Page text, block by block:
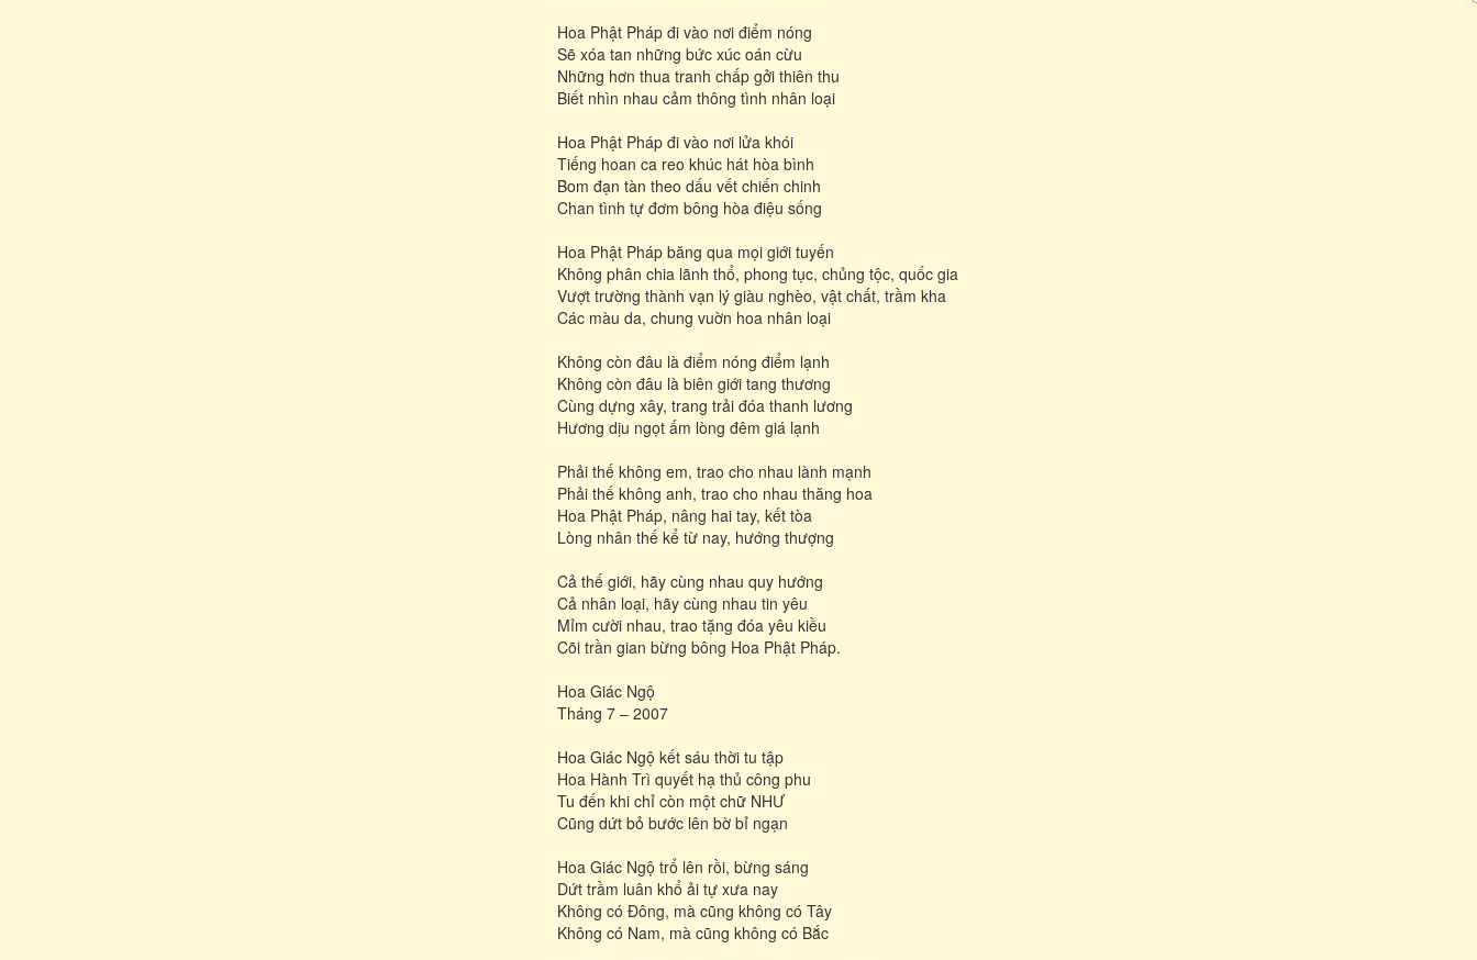
Hoa Phật Pháp đi vào nơi điểm nóng
Sẽ xóa tan những bức xúc oán cừu
Những hơn thua tranh chấp gởi thiên thu
Biết nhìn nhau cảm thông tình nhân loại
Hoa Phật Pháp đi vào nơi lửa khói
Tiếng hoan ca reo khúc hát hòa bình
Bom đạn tàn theo dấu vết chiến chinh
Chan tình tự đơm bông hòa điệu sống
Hoa Phật Pháp băng qua mọi giới tuyến
Không phân chia lãnh thổ, phong tục, chủng tộc, quốc gia
Vượt trường thành vạn lý giàu nghèo, vật chất, trầm kha
Các màu da, chung vuờn hoa nhân loại
Không còn đâu là điểm nóng điểm lạnh
Không còn đâu là biên giới tang thương
Cùng dựng xây, trang trải đóa thanh lương
Hương dịu ngọt ấm lòng đêm giá lạnh
Phải thế không em, trao cho nhau lành mạnh
Phải thế không anh, trao cho nhau thăng hoa
Hoa Phật Pháp, nâng hai tay, kết tòa
Lòng nhân thế kể từ nay, hướng thượng
Cả thế giới, hãy cùng nhau quy hướng
Cả nhân loại, hãy cùng nhau tin yêu
Mỉm cười nhau, trao tặng đóa yêu kiều
Cõi trần gian bừng bông Hoa Phật Pháp.
Hoa Giác Ngộ
Tháng 7 – 2007
Hoa Giác Ngộ kết sáu thời tu tập
Hoa Hành Trì quyết hạ thủ công phu
Tu đến khi chỉ còn một chữ NHƯ
Cũng dứt bỏ bước lên bờ bỉ ngạn
Hoa Giác Ngộ trổ lên rồi, bừng sáng
Dứt trầm luân khổ ải tự xưa nay
Không có Ðông, mà cũng không có Tây
Không có Nam, mà cũng không có Bắc